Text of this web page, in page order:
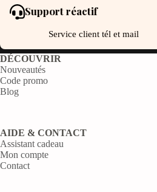
Support réactif
Service client tél et mail
DÉCOUVRIR
Nouveautés
Code promo
Blog
AIDE & CONTACT
Assistant cadeau
Mon compte
Contact